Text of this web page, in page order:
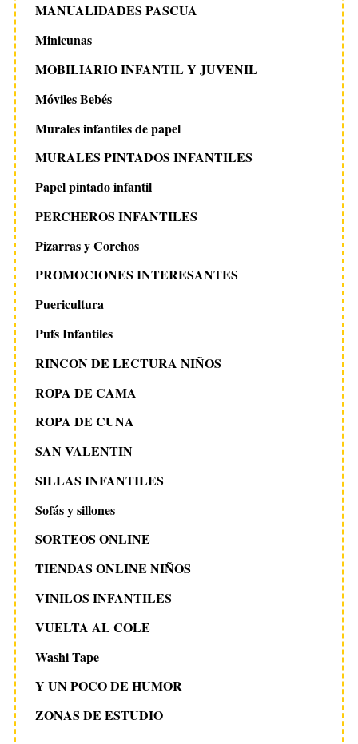
MANUALIDADES PASCUA
Minicunas
MOBILIARIO INFANTIL Y JUVENIL
Móviles Bebés
Murales infantiles de papel
MURALES PINTADOS INFANTILES
Papel pintado infantil
PERCHEROS INFANTILES
Pizarras y Corchos
PROMOCIONES INTERESANTES
Puericultura
Pufs Infantiles
RINCON DE LECTURA NIÑOS
ROPA DE CAMA
ROPA DE CUNA
SAN VALENTIN
SILLAS INFANTILES
Sofás y sillones
SORTEOS ONLINE
TIENDAS ONLINE NIÑOS
VINILOS INFANTILES
VUELTA AL COLE
Washi Tape
Y UN POCO DE HUMOR
ZONAS DE ESTUDIO